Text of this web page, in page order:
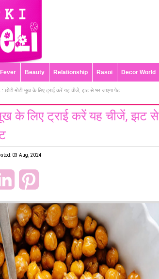
Beauty Relationship Rasoi Decor World
: छोटी मोटी भूख के लिए ट्राई करें यह चीजें, झट से भर जाएगा पेट
भूख के लिए ट्राई करें यह चीजें, झट से
03 Aug, 2024